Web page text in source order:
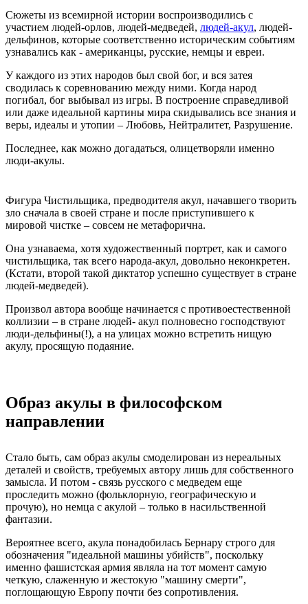
Сюжеты из всемирной истории воспроизводились с
участием людей-орлов, людей-медведей, людей-акул, людей-
дельфинов, которые соответственно историческим событиям
узнавались как - американцы, русские, немцы и евреи.
У каждого из этих народов был свой бог, и вся затея
сводилась к соревнованию между ними. Когда народ
погибал, бог выбывал из игры. В построение справедливой
или даже идеальной картины мира скидывались все знания и
веры, идеалы и утопии – Любовь, Нейтралитет, Разрушение.
Последнее, как можно догадаться, олицетворяли именно
люди-акулы.
Фигура Чистильщика, предводителя акул, начавшего творить
зло сначала в своей стране и после приступившего к
мировой чистке – совсем не метафорична.
Она узнаваема, хотя художественный портрет, как и самого
чистильщика, так всего народа-акул, довольно неконкретен.
(Кстати, второй такой диктатор успешно существует в стране
людей-медведей).
Произвол автора вообще начинается с противоестественной
коллизии – в стране людей- акул полновесно господствуют
люди-дельфины(!), а на улицах можно встретить нищую
акулу, просящую подаяние.
Образ акулы в философском
направлении
Стало быть, сам образ акулы смоделирован из нереальных
деталей и свойств, требуемых автору лишь для собственного
замысла. И потом - связь русского с медведем еще
проследить можно (фольклорную, географическую и
прочую), но немца с акулой – только в насильственной
фантазии.
Вероятнее всего, акула понадобилась Бернару строго для
обозначения "идеальной машины убийств", поскольку
именно фашистская армия являла на тот момент самую
четкую, слаженную и жестокую "машину смерти",
поглощающую Европу почти без сопротивления.